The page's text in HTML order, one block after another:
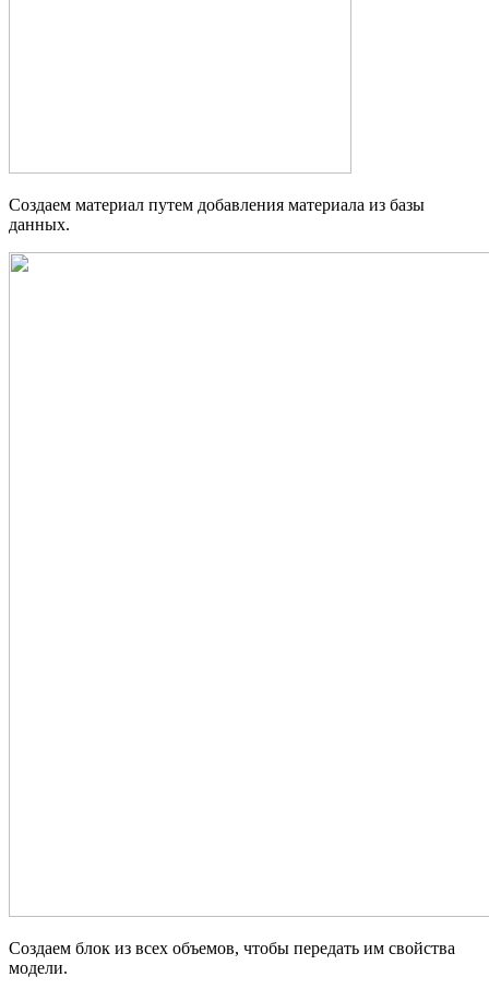
Создаем материал путем добавления материала из базы
данных.
Создаем блок из всех объемов, чтобы передать им свойства
модели.